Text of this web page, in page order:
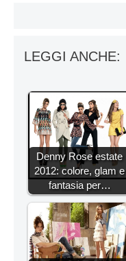
LEGGI ANCHE:
Denny Rose estate
2012: colore, glam e
fantasia per…